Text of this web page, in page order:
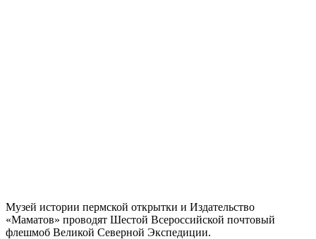
Музей истории пермской открытки и Издательство
«Маматов» проводят Шестой Всероссийской почтовый
флешмоб Великой Северной Экспедиции.